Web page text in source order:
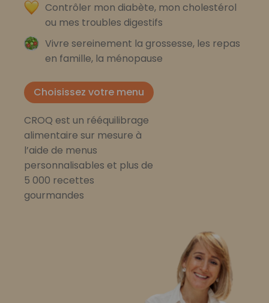
Contrôler mon diabète, mon cholestérol
ou mes troubles digestifs
Vivre sereinement la grossesse, les repas
en famille, la ménopause
Choisissez votre menu
CROQ est un rééquilibrage
alimentaire sur mesure à
l’aide de menus
personnalisables et plus de
5 000 recettes
gourmandes